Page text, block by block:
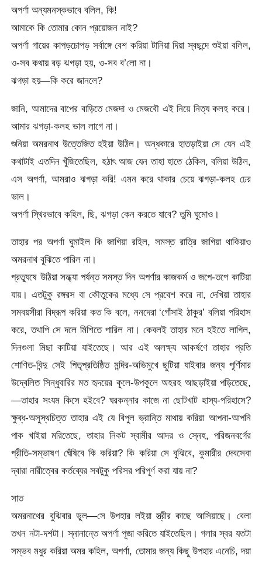
অপর্ণা অন্যমনস্কভাবে বলিল, কি!
আমাকে কি তোমার কোন প্রয়োজন নাই?
অপর্ণা গায়ের কাপড়চোপড় সর্বাঙ্গে বেশ করিয়া টানিয়া দিয়া স্বছন্দে শুইয়া বলিল,
ও-সব কথায় বড় ঝগড়া হয়, ও-সব ব’লো না।
ঝগড়া হয়—কি করে জানলে?
জানি, আমাদের বাপের বাড়িতে মেজদা ও মেজবৌ এই নিয়ে নিত্য কলহ করে।
আমার ঝগড়া-কলহ ভাল লাগে না।
শুনিয়া অমরনাথ উত্তেজিত হইয়া উঠিল। অন্ধকারে হাতড়াইয়া সে যেন এই
কথাটাই এতদিন খুঁজিতেছিল, হঠাৎ আজ যেন তাহা হাতে ঠেকিল, বলিয়া উঠিল,
এস অপর্ণা, আমরাও ঝগড়া করি! এমন করে থাকার চেয়ে ঝগড়া-কলহ ঢের
ভাল।
অপর্ণা স্থিরভাবে কহিল, ছি, ঝগড়া কেন করতে যাবে? তুমি ঘুমোও।
তাহার পর অপর্ণা ঘুমাইল কি জাগিয়া রহিল, সমস্ত রাত্রি জাগিয়া থাকিয়াও
অমরনাথ বুঝিতে পারিল না।
প্রত্যুষে উঠিয়া সন্ধ্যা পর্যন্ত সমস্ত দিন অপর্ণার কাজকর্ম ও জপে-তপে কাটিয়া
যায়। এতটুকু রঙ্গরস বা কৌতুকের মধ্যে সে প্রবেশ করে না, দেখিয়া তাহার
সমবয়সীরা বিদ্রূপ করিয়া কত কি বলে, ননদেরা ‘গোঁসাই ঠাকুর’ বলিয়া পরিহাস
করে, তথাপি সে দলে মিশিতে পারিল না। কেবলই তাহার মনে হইতে লাগিল,
দিনগুলা মিছা কাটিয়া যাইতেছে। আর এই অলক্ষ্য আকর্ষণে তাহার প্রতি
শোণিত-বিন্দু সেই পিতৃপ্রতিষ্ঠিত মন্দির-অভিমুখে ছুটিয়া যাইবার জন্য পূর্ণিমার
উদ্বেলিত সিন্ধুবারির মত হৃদয়ের কূলে-উপকূলে অহরহ আছড়াইয়া পড়িতেছে,
—তাহার সংযম কিসে হইবে? ঘরকন্নার কাজে না ছোটখাট হাস্য-পরিহাসে?
ক্ষুব্ধ-অসুস্থচিত্ত তাহার এই যে বিপুল ভ্রান্তি মাথায় করিয়া আপনা-আপনি
পাক খাইয়া মরিতেছে, তাহার নিকট স্বামীর আদর ও স্নেহ, পরিজনবর্গের
প্রীতি-সম্ভাষণ ঘেঁষিবে কি করিয়া? কি করিয়া সে বুঝিবে, কুমারীর দেবসেবা
দ্বারা নারীত্বের কর্তব্যের সবটুকু পরিসর পরিপূর্ণ করা যায় না?
সাত
অমরনাথের বুঝিবার ভুল—সে উপহার লইয়া স্ত্রীর কাছে আসিয়াছে। বেলা
তখন নটা-দশটা। স্নানান্তে অপর্ণা পূজা করিতে যাইতেছিল। গলার স্বর যতটা
সম্ভব মধুর করিয়া অমর কহিল, অপর্ণা, তোমার জন্য কিছু উপহার এনেচি, দয়া